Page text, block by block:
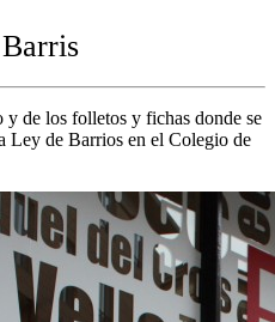
de los folletos y fichas donde se
Ley de Barrios en el Colegio de